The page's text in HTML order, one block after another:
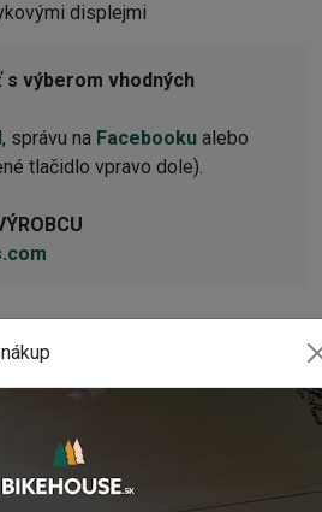
displejmi
výberom vhodných
, správu na Facebooku alebo
tlačidlo vpravo dole).
CRUSSIS CRS 1200